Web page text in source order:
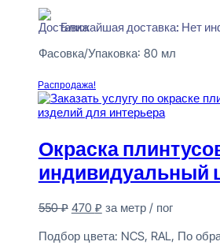
Ближайшая доставка: Нет
Фасовка/Упаковка: 80 мл
Распродажа!
Окраска
индивидуальный
550₽ Первоначальная
составляла
470 ₽Текущая
470 ₽.
за метр / пог
Подбор цвета: NCS, RAL, По